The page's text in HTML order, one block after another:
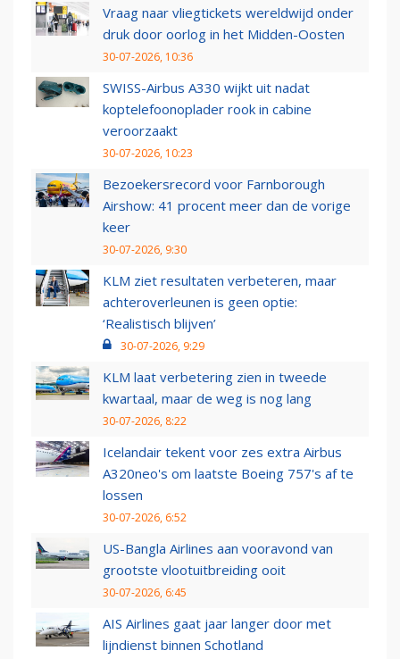
Vraag naar vliegtickets wereldwijd onder
druk door oorlog in het Midden-Oosten
30-07-2026, 10:36
SWISS-Airbus A330 wijkt uit nadat
koptelefoonoplader rook in cabine
veroorzaakt
30-07-2026, 10:23
Bezoekersrecord voor Farnborough
Airshow: 41 procent meer dan de vorige
keer
30-07-2026, 9:30
KLM ziet resultaten verbeteren, maar
achteroverleunen is geen optie:
‘Realistisch blijven’
30-07-2026, 9:29
KLM laat verbetering zien in tweede
kwartaal, maar de weg is nog lang
30-07-2026, 8:22
Icelandair tekent voor zes extra Airbus
A320neo's om laatste Boeing 757's af te
lossen
30-07-2026, 6:52
US-Bangla Airlines aan vooravond van
grootste vlootuitbreiding ooit
30-07-2026, 6:45
AIS Airlines gaat jaar langer door met
lijndienst binnen Schotland